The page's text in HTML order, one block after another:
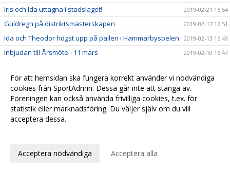
Iris och Ida uttagna i stadslaget! 2019-02-21 16:54
Guldregn på distriktsmästerskapen 2019-02-17 16:51
Ida och Theodor högst upp på pallen i Hammarbyspelen 2019-02-13 16:49
Inbjudan till Årsmöte - 11 mars 2019-02-10 16:47
Strålande prestationer på Scandic Indoor Games 2019-01-29 16:43
Fin utdelning i Västerås 2019-01-25 16:41
Bra resultat på Täby Vinterspel 2019-01-25 16:39
Medaljregn i Norrköping
Iris slog nytt tävlingsrekord
För att hemsidan ska fungera korrekt använder vi nödvändiga
cookies från SportAdmin. Dessa går inte att stänga av.
Föreningen kan också använda frivilliga cookies, t.ex. för
statistik eller marknadsföring. Du väljer själv om du vill
acceptera dessa.
Acceptera nödvändiga Acceptera alla